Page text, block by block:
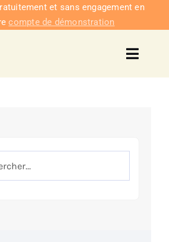
et sans engagement en
compte de démonstration